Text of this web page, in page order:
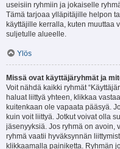
useisiin ryhmiin ja jokaiselle
Tämä tarjoaa ylläpitäjille helpon
käyttäjille kerralla, kuten muuttaa
suljetulle alueelle.
Ylös
Missä ovat käyttäjäryhmät ja
Voit nähdä kaikki ryhmät
haluat liittyä yhteen, klikkaa
kuitenkaan ole vapaata pääsyä.
kuin voit liittyä. Jotkut voivat olla
jäsenyyksiä. Jos ryhmä on avoin,
ryhmä vaatii hyväksynnän
klikkaamalla painiketta. Ryhmän